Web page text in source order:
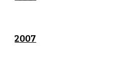
2007